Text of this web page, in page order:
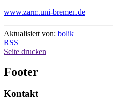
www.zarm.uni-bremen.de
Aktualisiert von: bolik
RSS
Seite drucken
Footer
Kontakt